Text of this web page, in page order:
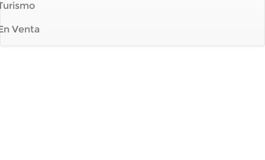
Venta